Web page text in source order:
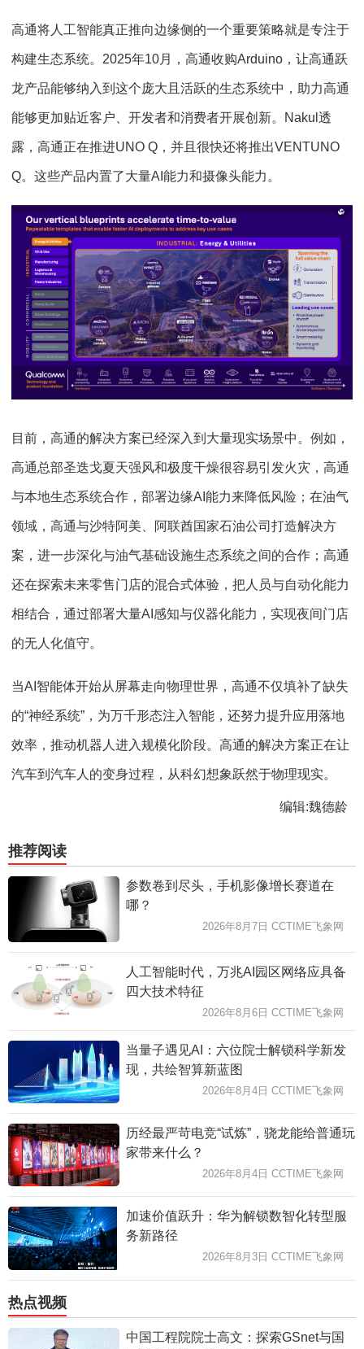
高通将人工智能真正推向边缘侧的一个重要策略就是专注于
构建生态系统。2025年10月，高通收购Arduino，让高通跃
龙产品能够纳入到这个庞大且活跃的生态系统中，助力高通
能够更加贴近客户、开发者和消费者开展创新。Nakul透
露，高通正在推进UNO Q，并且很快还将推出VENTUNO
Q。这些产品内置了大量AI能力和摄像头能力。
目前，高通的解决方案已经深入到大量现实场景中。例如，
高通总部圣迭戈夏天强风和极度干燥很容易引发火灾，高通
与本地生态系统合作，部署边缘AI能力来降低风险；在油气
领域，高通与沙特阿美、阿联酋国家石油公司打造解决方
案，进一步深化与油气基础设施生态系统之间的合作；高通
还在探索未来零售门店的混合式体验，把人员与自动化能力
相结合，通过部署大量AI感知与仪器化能力，实现夜间门店
的无人化值守。
当AI智能体开始从屏幕走向物理世界，高通不仅填补了缺失
的“神经系统”，为万千形态注入智能，还努力提升应用落地
效率，推动机器人进入规模化阶段。高通的解决方案正在让
汽车到汽车人的变身过程，从科幻想象跃然于物理现实。
编辑:魏德龄
推荐阅读
参数卷到尽头，手机影像增长赛道在
哪？
2026年8月7日 CCTIME飞象网
人工智能时代，万兆AI园区网络应具备
四大技术特征
2026年8月6日 CCTIME飞象网
当量子遇见AI：六位院士解锁科学新发
现，共绘智算新蓝图
2026年8月4日 CCTIME飞象网
历经最严苛电竞“试炼”，骁龙能给普通玩
家带来什么？
2026年8月4日 CCTIME飞象网
加速价值跃升：华为解锁数智化转型服
务新路径
2026年8月3日 CCTIME飞象网
热点视频
中国工程院院士高文：探索GSnet与国